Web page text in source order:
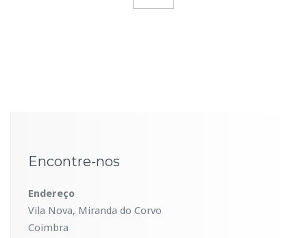
Encontre-nos
Endereço
Vila Nova, Miranda do Corvo
Coimbra